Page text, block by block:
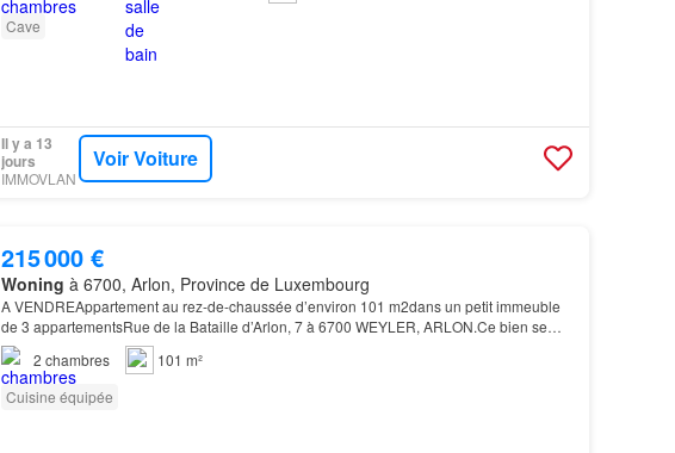
Cave
Il y a 13
jours
IMMOVLAN
Voir Voiture
215 000 €
Woning à 6700, Arlon, Province de Luxembourg
A VENDREAppartement au rez-de-chaussée d’environ 101 m2dans un petit immeuble
de 3 appartementsRue de la Bataille d’Arlon, 7 à 6700 WEYLER, ARLON.Ce bien se
compose de: Grand living et salle à manger Cuisine équipée 2 cham…
2 chambres
101 m²
Cuisine équipée